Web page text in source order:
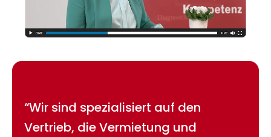
“Wir sind spezialisiert auf den
Vertrieb, die Vermietung und